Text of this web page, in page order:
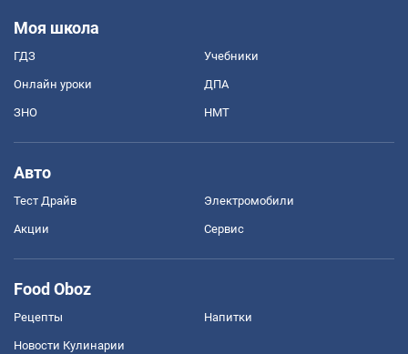
Моя школа
ГДЗ Учебники
Онлайн уроки ДПА
ЗНО НМТ
Авто
Тест Драйв Электромобили
Акции Сервис
Food Oboz
Рецепты Напитки
Новости Кулинарии